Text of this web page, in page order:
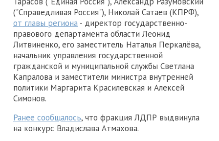
("Справедливая Россия"), Николай Сатаев (КПРФ),
от главы региона - директор государственно-
правового департамента области Леонид
Литвиненко, его заместитель Наталья Перкалёва,
начальник управления государственной
гражданской и муниципальной службы Светлана
Капралова и заместители министра внутренней
политики Маргарита Красилевская и Алексей
Симонов.
Ранее сообщалось, что фракция ЛДПР выдвинула
на конкурс Владислава Атмахова.